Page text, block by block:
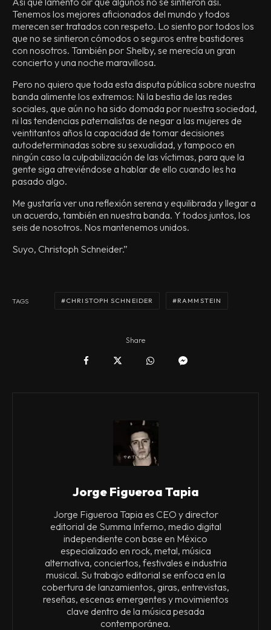
Tenemos los mejores aficionados del mundo y todos
merecen ser tratados con respeto. Lo siento por todos los
que no se sintieron cómodos o seguros entre bastidores
con nosotros. También por Shelby, se merecía un gran
concierto y una noche maravillosa.
Pero no quiero que toda esta disputa pública sobre nuestra
banda alimente los extremos: Ni la bestia de las redes
sociales, que aún no ha sido domada por nuestra sociedad,
ni las tendencias paternalistas de negar a las mujeres de
veintitantos años la capacidad de tomar decisiones
autodeterminadas sobre su sexualidad, y tampoco en
ningún caso la culpabilización de las víctimas, para que la
gente siga atreviéndose a hablar de ello cuando les ha
pasado algo.
Me gustaría ver una reflexión serena y equilibrada y llegar a
un acuerdo, también en nuestra banda. Y todos juntos, los
seis de nosotros. Nos mantenemos unidos.
Suyo, Christoph Schneider.”
TAGS CHRISTOPH SCHNEIDER RAMMSTEIN
Share
Jorge Figueroa Tapia
Jorge Figueroa Tapia es CEO y director
editorial de Summa Inferno, medio digital
independiente con base en México
especializado en rock, metal, música
alternativa, conciertos, festivales e industria
musical. Su trabajo editorial se enfoca en la
cobertura de lanzamientos, giras, entrevistas,
reseñas, escenas emergentes y movimientos
clave dentro de la música pesada
contemporánea.